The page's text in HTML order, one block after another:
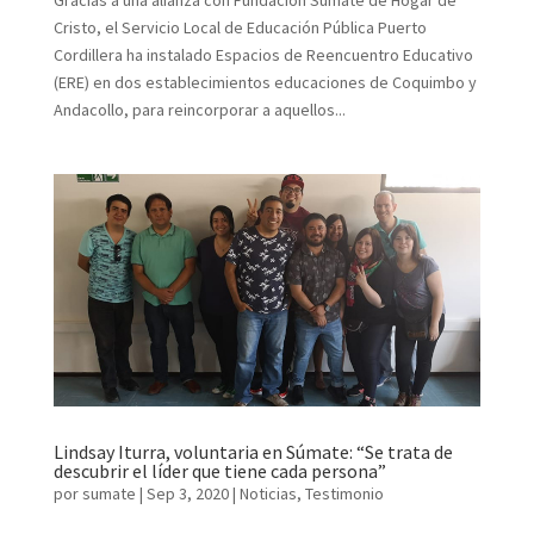
Cristo, el Servicio Local de Educación Pública Puerto
Cordillera ha instalado Espacios de Reencuentro Educativo
(ERE) en dos establecimientos educaciones de Coquimbo y
Andacollo, para reincorporar a aquellos...
Lindsay Iturra, voluntaria en Súmate: “Se trata de
descubrir el líder que tiene cada persona”
porsumate | Sep 3, 2020| Noticias, Testimonio